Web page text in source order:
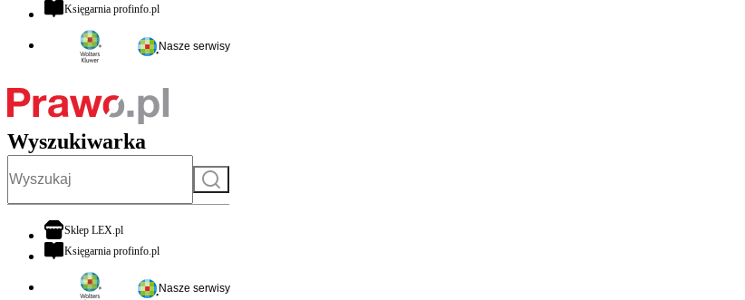
Księgarnia profinfo.plotwiera się w nowej karcie
Nasze serwisy
Wyszukiwarka
Szukaj
Sklep LEX.plotwiera się w nowej karcie
Księgarnia profinfo.plotwiera się w nowej karcie
Nasze serwisy